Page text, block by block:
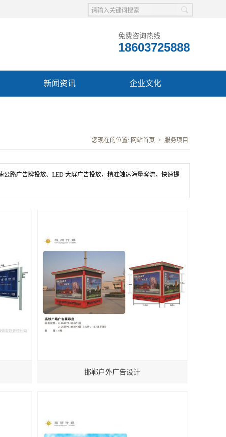
免费咨询热线
18603725888
新闻资讯 企业文化
您现在的位置: 网站首页 > 服务项目
路广告牌投放、LED 大屏广告投放，精准触达海量客流，快速提
邯郸户外广告设计